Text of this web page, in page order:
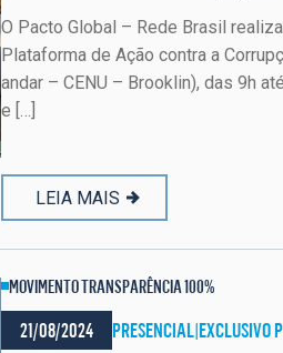
O Pacto Global – Rede Brasil
Plataforma de Ação contra a
andar – CENU – Brooklin), das 9h
e […]
LEIA MAIS
MOVIMENTO TRANSPARÊNCIA 100%
21/08/2024 PRESENCIAL|EXCLUSIVO